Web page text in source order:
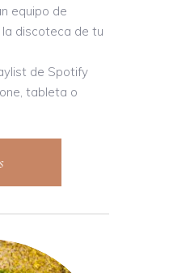
equipo de
discoteca de tu
de Spotify
tableta o